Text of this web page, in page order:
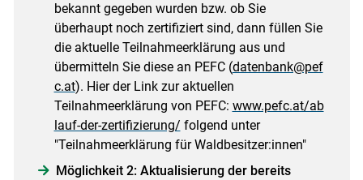
bekannt gegeben wurden bzw. ob Sie
überhaupt noch zertifiziert sind, dann füllen Sie
die aktuelle Teilnahmeerklärung aus und
übermitteln Sie diese an PEFC (datenbank@pef
c.at). Hier der Link zur aktuellen
Teilnahmeerklärung von PEFC: www.pefc.at/ab
lauf-der-zertifizierung/ folgend unter
"Teilnahmeerklärung für Waldbesitzer:innen"
Möglichkeit 2: Aktualisierung der bereits